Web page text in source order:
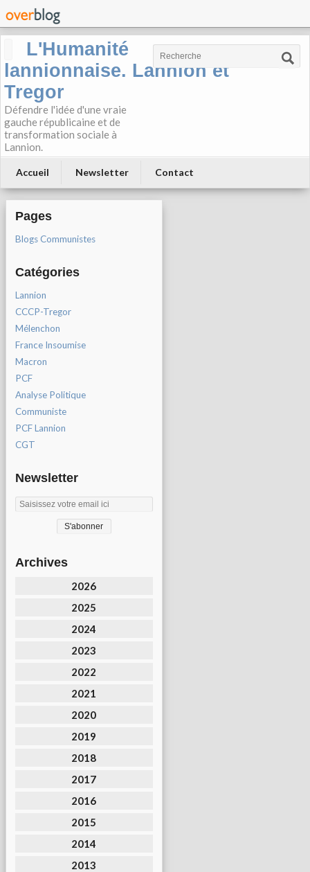
L'Humanité
lannionnaise. Lannion et
Tregor
Défendre l'idée d'une vraie
gauche républicaine et de
transformation sociale à
Lannion.
Accueil Newsletter Contact
Pages
Blogs Communistes
Catégories
Lannion
CCCP-Tregor
Mélenchon
France Insoumise
Macron
PCF
Analyse Politique
Communiste
PCF Lannion
CGT
Newsletter
Archives
2026
2025
2024
2023
2022
2021
2020
2019
2018
2017
2016
2015
2014
2013